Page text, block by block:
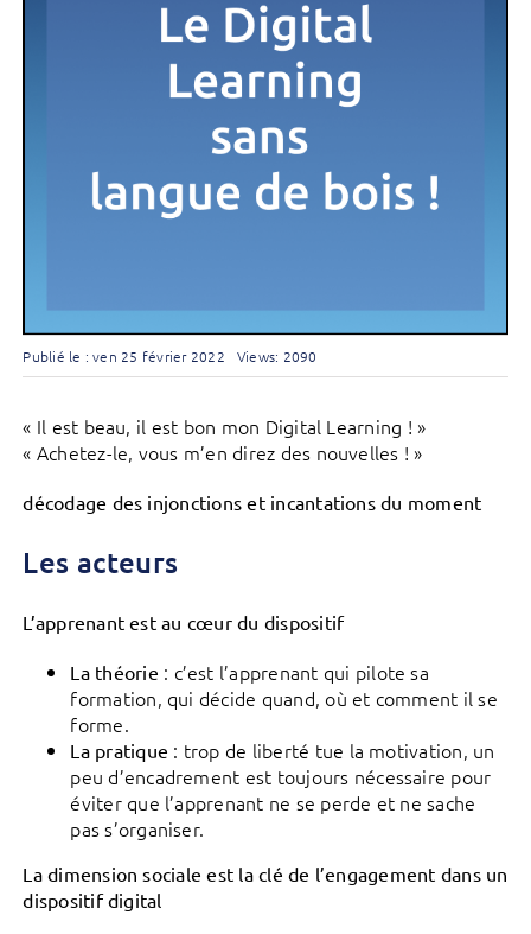
Publié le : ven 25 février 2022 Views: 2090
« Il est beau, il est bon mon Digital Learning ! »
« Achetez-le, vous m’en direz des nouvelles ! »
décodage des injonctions et incantations du moment
Les acteurs
L’apprenant est au cœur du dispositif
La théorie : c’est l’apprenant qui pilote sa
formation, qui décide quand, où et comment il se
forme.
La pratique : trop de liberté tue la motivation, un
peu d’encadrement est toujours nécessaire pour
éviter que l’apprenant ne se perde et ne sache
pas s’organiser.
La dimension sociale est la clé de l’engagement dans un
dispositif digital